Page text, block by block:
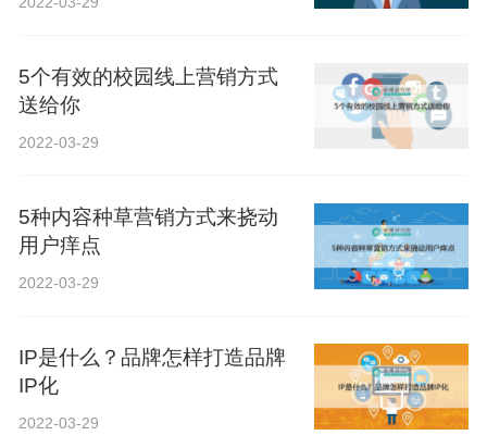
5个有效的校园线上营销方式
送给你
2022-03-29
5种内容种草营销方式来挠动
用户痒点
2022-03-29
IP是什么？品牌怎样打造品牌
IP化
2022-03-29